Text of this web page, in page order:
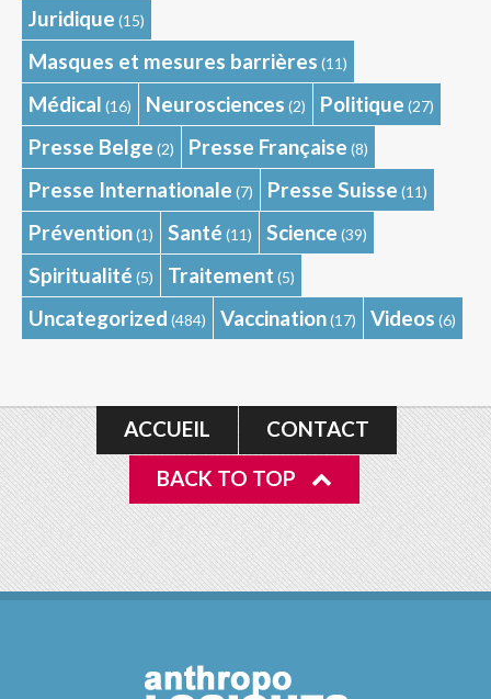
Juridique (15)
Masques et mesures barrières (11)
Médical (16) Neurosciences (2) Politique (27)
Presse Belge (2) Presse Française (8)
Presse Internationale (7) Presse Suisse (11)
Prévention(1) Santé (11) Science (39)
Spiritualité (5) Traitement (5)
Uncategorized (484) Vaccination(17) Videos (6)
ACCUEIL
CONTACT
BACK TO TOP